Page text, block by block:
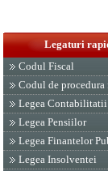
Legaturi
Codul Fiscal
Codul de procedura
Legea Contabilitatii
Legea Pensiilor
Legea Finantelor
Legea Insolventei